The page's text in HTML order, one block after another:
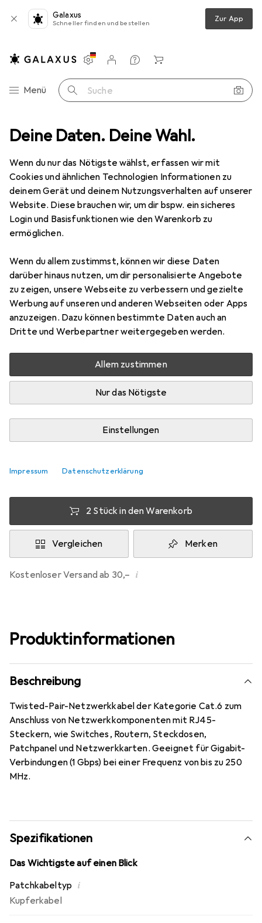
Deine Daten. Deine Wahl.
Wenn du nur das Nötigste wählst, erfassen wir mit
Cookies und ähnlichen Technologien Informationen zu
deinem Gerät und deinem Nutzungsverhalten auf unserer
Website. Diese brauchen wir, um dir bspw. ein sicheres
Login und Basisfunktionen wie den Warenkorb zu
ermöglichen.
Wenn du allem zustimmst, können wir diese Daten
darüber hinaus nutzen, um dir personalisierte Angebote
zu zeigen, unsere Webseite zu verbessern und gezielte
Werbung auf unseren und anderen Webseiten oder Apps
anzuzeigen. Dazu können bestimmte Daten auch an
Dritte und Werbepartner weitergegeben werden.
Allem zustimmen
Nur das Nötigste
Einstellungen
Impressum Datenschutzerklärung
Galaxus
Schneller finden und bestellen Zur App
Navigation nach Kategorien
Menü Suche
Einstellungen
Kundenkonto
Vergleichslisten
Merklisten
Warenkorb
Netzwerk Netzwerkkabel InLine Netzwerkkabel
6 Bilder
MENGENRABATT
InLine Netzwerkkabel
S/FTP, CAT6, 10 m
Preis in EUR inkl. MwSt.
EUR
11,50
Bewertungen Marke
Zwischen Mo, 10.8. und Di, 11.8. geliefert
Mehr als 10 Stück an Lager beim Lieferanten
Lieferort angeben für genaue Lieferzeit
2 Stück in den Warenkorb
Vergleichen Merken
Kostenloser Versand ab 30,– i
Produktinformationen
Beschreibung
Twisted-Pair-Netzwerkkabel der Kategorie Cat.6 zum
Anschluss von Netzwerkkomponenten mit RJ45-
Steckern, wie Switches, Routern, Steckdosen,
Patchpanel und Netzwerkkarten. Geeignet für Gigabit-
Verbindungen (1 Gbps) bei einer Frequenz von bis zu 250
MHz.
Spezifikationen
Das Wichtigste auf einen Blick
Patchkabeltyp i
Kupferkabel